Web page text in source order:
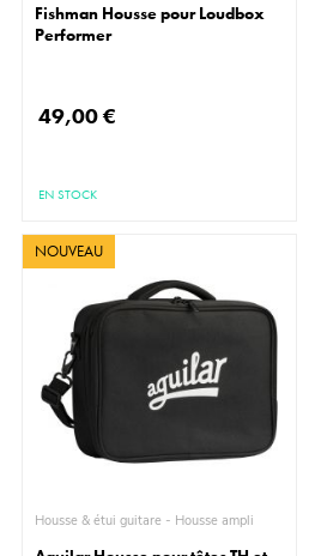
Fishman Housse pour Loudbox
Performer
49,00 €
EN STOCK
NOUVEAU
Housse & étui guitare - Housse ampli